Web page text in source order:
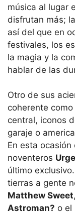
música al lugar
disfrutan más;
así del que en
festivales, los
la magia y la
hablar de las
Otro de sus
coherente
central, iconos
garaje o
En esta
noventeros
último
tierras a gente
Matthew Sweet
Astroman? o el